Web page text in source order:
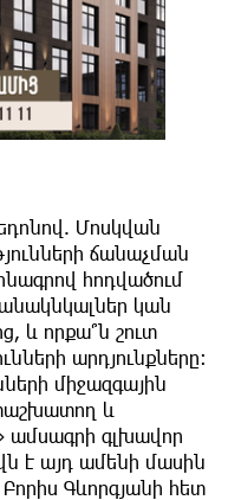
Մոսկվան
ճանաչման
հոդվածում
անակնկալներ կան
և որքա՞ն շուտ
արդյունքները:
միջազգային
և
ամսագրի գլխավոր
է այդ ամենի մասին
Գևորգյանի հետ